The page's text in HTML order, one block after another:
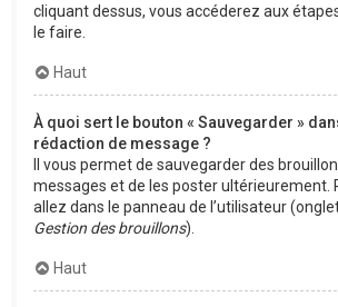
cliquant dessus, vous accéderez aux
le faire.
Haut
À quoi sert le bouton « Sauvegarder »
rédaction de message ?
Il vous permet de sauvegarder des
messages et de les poster ultérieurement.
allez dans le panneau de l’utilisateur
Gestion des brouillons).
Haut